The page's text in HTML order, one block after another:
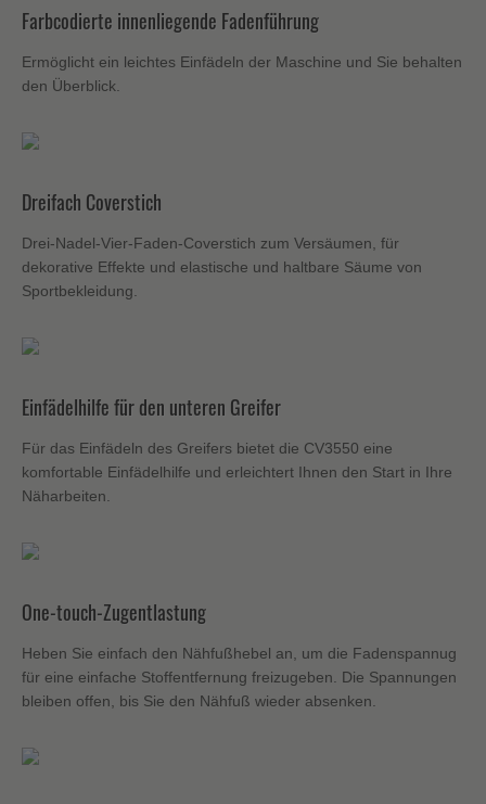
Farbcodierte innenliegende Fadenführung
Ermöglicht ein leichtes Einfädeln der Maschine und Sie behalten
den Überblick.
Dreifach Coverstich
Drei-Nadel-Vier-Faden-Coverstich zum Versäumen, für
dekorative Effekte und elastische und haltbare Säume von
Sportbekleidung.
Einfädelhilfe für den unteren Greifer
Für das Einfädeln des Greifers bietet die CV3550 eine
komfortable Einfädelhilfe und erleichtert Ihnen den Start in Ihre
Näharbeiten.
One-touch-Zugentlastung
Heben Sie einfach den Nähfußhebel an, um die Fadenspannug
für eine einfache Stoffentfernung freizugeben. Die Spannungen
bleiben offen, bis Sie den Nähfuß wieder absenken.